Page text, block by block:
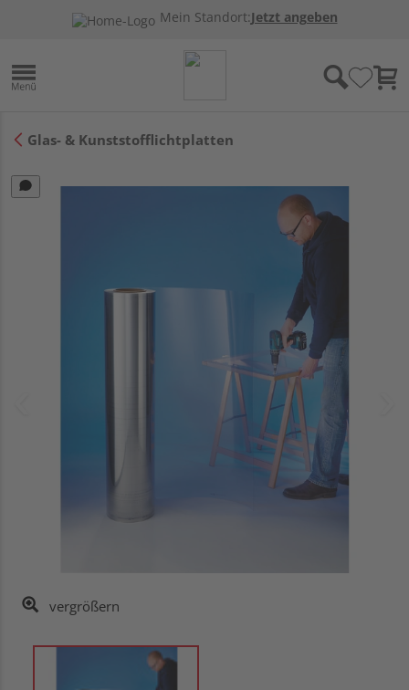
Mein Standort:Jetzt angeben
Glas- & Kunststofflichtplatten
vergrößern